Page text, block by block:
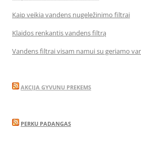
Kaip veikia vandens nugeležinimo filtrai
Klaidos renkantis vandens filtrą
Vandens filtrai visam namui su geriamo
AKCIJA GYVUNU PREKEMS
PERKU PADANGAS